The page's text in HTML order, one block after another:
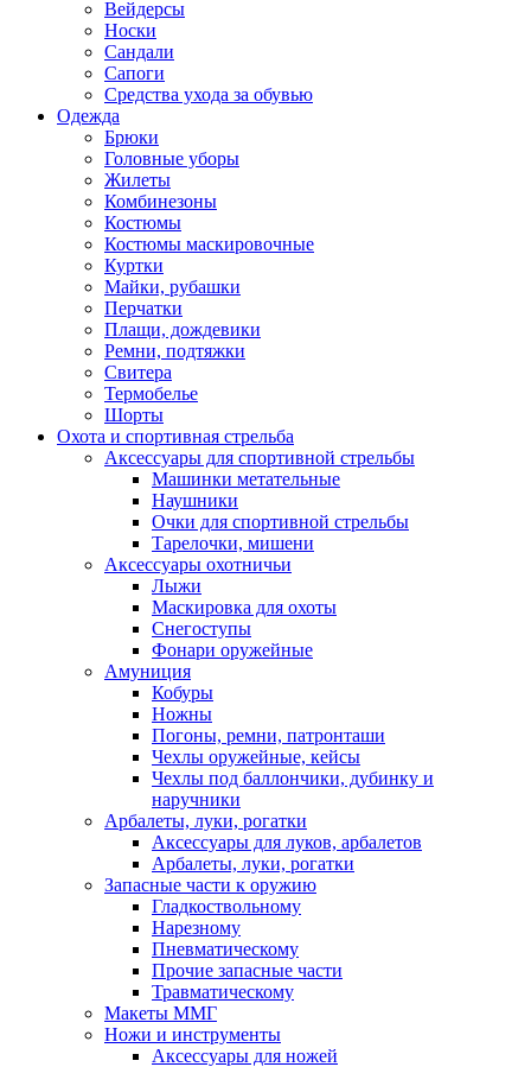
Вейдерсы
Носки
Сандали
Сапоги
Средства ухода за обувью
Одежда
Брюки
Головные уборы
Жилеты
Комбинезоны
Костюмы
Костюмы маскировочные
Куртки
Майки, рубашки
Перчатки
Плащи, дождевики
Ремни, подтяжки
Свитера
Термобелье
Шорты
Охота и спортивная стрельба
Аксессуары для спортивной стрельбы
Машинки метательные
Наушники
Очки для спортивной стрельбы
Тарелочки, мишени
Аксессуары охотничьи
Лыжи
Маскировка для охоты
Снегоступы
Фонари оружейные
Амуниция
Кобуры
Ножны
Погоны, ремни, патронташи
Чехлы оружейные, кейсы
Чехлы под баллончики, дубинку и
наручники
Арбалеты, луки, рогатки
Аксессуары для луков, арбалетов
Арбалеты, луки, рогатки
Запасные части к оружию
Гладкоствольному
Нарезному
Пневматическому
Прочие запасные части
Травматическому
Макеты ММГ
Ножи и инструменты
Аксессуары для ножей